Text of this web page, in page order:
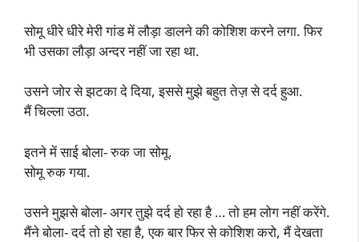
सोमू धीरे धीरे मेरी गांड में लौड़ा डालने की कोशिश करने लगा. फिर
भी उसका लौड़ा अन्दर नहीं जा रहा था.
उसने जोर से झटका दे दिया, इससे मुझे बहुत तेज़ से दर्द हुआ.
मैं चिल्ला उठा.
इतने में साई बोला- रुक जा सोमू.
सोमू रुक गया.
उसने मुझसे बोला- अगर तुझे दर्द हो रहा है … तो हम लोग नहीं करेंगे.
मैंने बोला- दर्द तो हो रहा है, एक बार फिर से कोशिश करो, मैं देखता